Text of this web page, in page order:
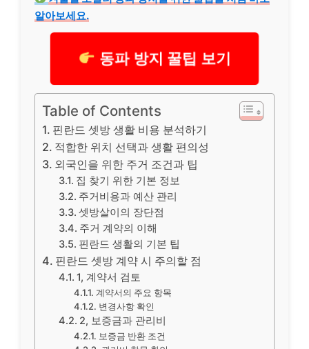
알아보세요.
동파 방지 꿀팁 보기
Table of Contents
핀란드 셋방 생활 비용 분석하기
적합한 위치 선택과 생활 편의성
외국인을 위한 주거 조건과 팁
집 찾기 위한 기본 정보
주거비용과 예산 관리
셋방살이의 장단점
주거 계약의 이해
핀란드 생활의 기본 팁
핀란드 셋방 계약 시 주의할 점
1, 계약서 검토
계약서의 주요 항목
변경사항 확인
2, 보증금과 관리비
보증금 반환 조건